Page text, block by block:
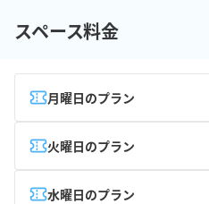
スペース料金
月曜日のプラン
火曜日のプラン
水曜日のプラン